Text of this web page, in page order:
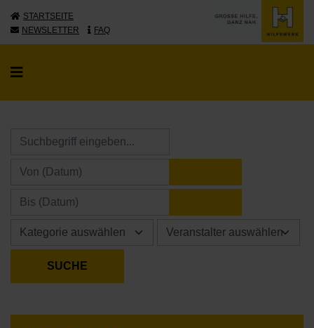
STARTSEITE
NEWSLETTER
FAQ